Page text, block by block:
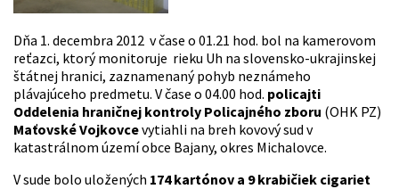
Dňa 1. decembra 2012 v čase o 01.21 hod. bol na kamerovom
reťazci, ktorý monitoruje rieku Uh na slovensko-ukrajinskej
štátnej hranici, zaznamenaný pohyb neznámeho
plávajúceho predmetu. V čase o 04.00 hod. policajti
Oddelenia hraničnej kontroly Policajného zboru (OHK PZ)
Maťovské Vojkovcevytiahli na breh kovový sud v
katastrálnom území obce Bajany, okres Michalovce.
V sude bolo uložených 174 kartónov a 9 krabičiek cigariet